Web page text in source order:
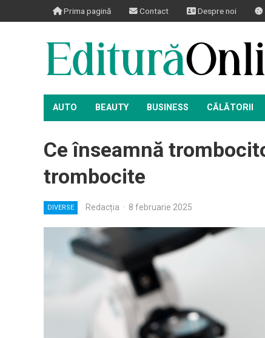
Prima pagină Contact Despre noi
AUTO BEAUTY BUSINESS CĂLĂTORII
Ce înseamnă
trombocite
DIVERSE Redacția · 8 februarie 2025